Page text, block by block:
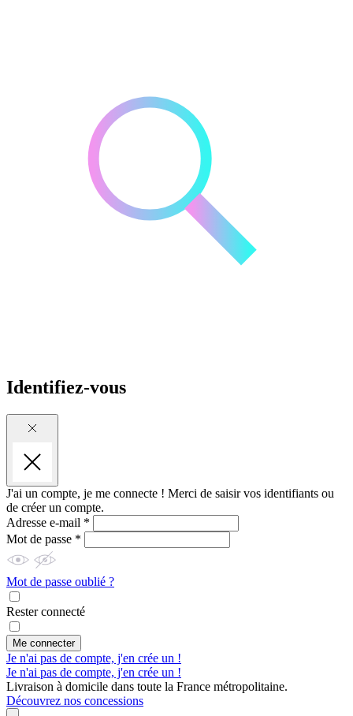
Identifiez-vous
J'ai un compte, je me connecte ! Merci de saisir vos identifiants ou
de créer un compte.
Adresse e-mail *
Mot de passe *
Mot de passe oublié ?
Rester connecté
Me connecter
Je n'ai pas de compte, j'en crée un !
Je n'ai pas de compte, j'en crée un !
Livraison à domicile dans toute la France métropolitaine.
Découvrez nos concessions